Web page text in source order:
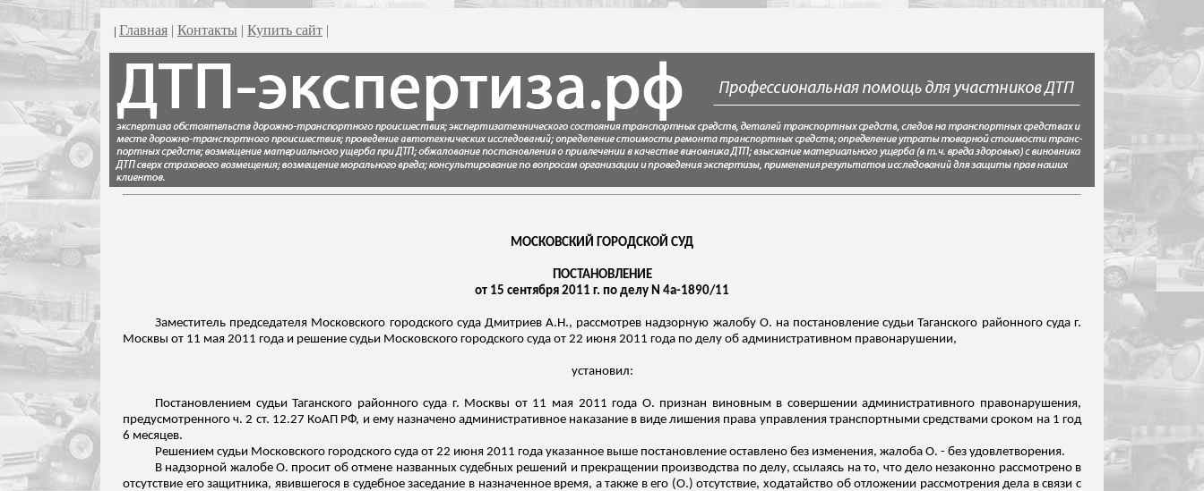
| Главная | Контакты | Купить сайт |
МОСКОВСКИЙ ГОРОДСКОЙ СУД
ПОСТАНОВЛЕНИЕ
от 15 сентября 2011 г. по делу N 4а-1890/11
Заместитель председателя Московского городского суда Дмитриев А.Н., рассмотрев надзорную жалобу О. на постановление судьи Таганского районного суда г.
Москвы от 11 мая 2011 года и решение судьи Московского городского суда от 22 июня 2011 года по делу об административном правонарушении,
установил:
Постановлением судьи Таганского районного суда г. Москвы от 11 мая 2011 года О. признан виновным в совершении административного правонарушения,
предусмотренного ч. 2 ст. 12.27 КоАП РФ, и ему назначено административное наказание в виде лишения права управления транспортными средствами сроком на 1 год
6 месяцев.
Решением судьи Московского городского суда от 22 июня 2011 года указанное выше постановление оставлено без изменения, жалоба О. - без удовлетворения.
В надзорной жалобе О. просит об отмене названных судебных решений и прекращении производства по делу, ссылаясь на то, что дело незаконно рассмотрено в
отсутствие его защитника, явившегося в судебное заседание в назначенное время, а также в его (О.) отсутствие, ходатайство об отложении рассмотрения дела в связи с